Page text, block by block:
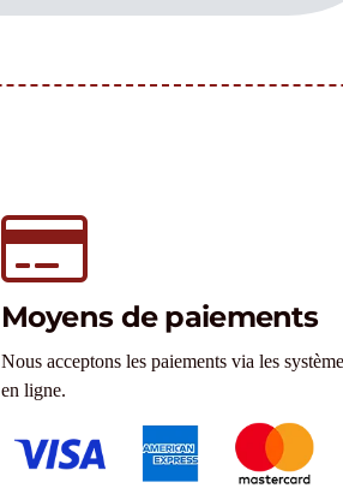
Moyens de paiements
Nous acceptons les paiements via les
en ligne.